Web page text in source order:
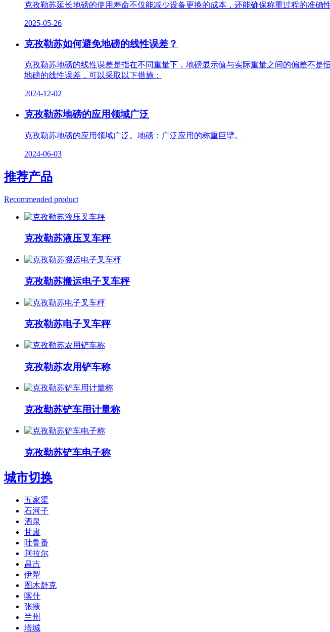
克孜勒苏延长地磅的使用寿命不仅能减少设备更换的成本，还能确保称重过程的准确
2025-05-26
克孜勒苏如何避免地磅的线性误差？
克孜勒苏地磅的线性误差是指在不同重量下，地磅显示值与实际重量之间的偏差不
地磅的线性误差，可以采取以下措施：
2024-12-02
克孜勒苏地磅的应用领域广泛
克孜勒苏地磅的应用领域广泛。地磅：广泛应用的称重巨擘。
2024-06-03
推荐产品
Recommended product
克孜勒苏液压叉车秤
克孜勒苏搬运电子叉车秤
克孜勒苏电子叉车秤
克孜勒苏农用铲车称
克孜勒苏铲车用计量称
克孜勒苏铲车电子称
城市切换
五家渠
石河子
酒泉
甘肃
吐鲁番
阿拉尔
昌吉
伊犁
图木舒克
喀什
张掖
兰州
塔城